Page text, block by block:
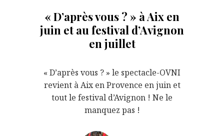
« D’après vous ? » à Aix en
juin et au festival d’Avignon
en juillet
« D’après vous ? » le spectacle-OVNI
revient à Aix en Provence en juin et
tout le festival d’Avignon ! Ne le
manquez pas !